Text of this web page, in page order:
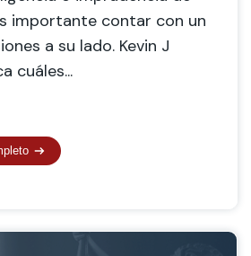
importante contar con un
a su lado. Kevin J
cuáles...